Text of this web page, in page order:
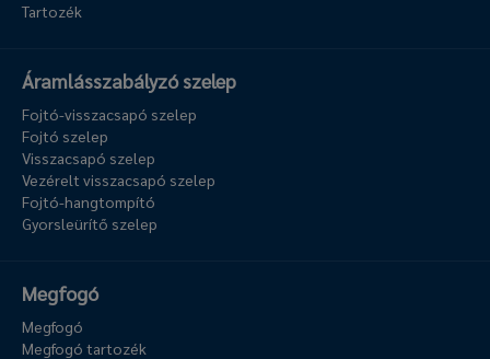
Tartozék
Áramlásszabályzó szelep
Fojtó-visszacsapó szelep
Fojtó szelep
Visszacsapó szelep
Vezérelt visszacsapó szelep
Fojtó-hangtompító
Gyorsleürítő szelep
Megfogó
Megfogó
Megfogó tartozék